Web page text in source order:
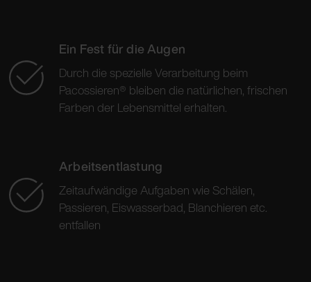
Ein Fest für die Augen
Durch die spezielle Verarbeitung beim
Pacossieren® bleiben die natürlichen, frischen
Farben der Lebensmittel erhalten.
Arbeitsentlastung
Zeitaufwändige Aufgaben wie Schälen,
Passieren, Eiswasserbad, Blanchieren etc.
entfallen